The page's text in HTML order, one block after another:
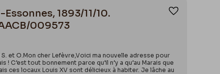
1893/11/10.
009573
et O.Mon cher Lefèvre,Voici ma nouvelle adresse pour
C’est tout bonnement parce qu’il n’y a qu’au Marais que
ces locaux Louis XV sont délicieux à habiter. Je lâche au
Ajouter